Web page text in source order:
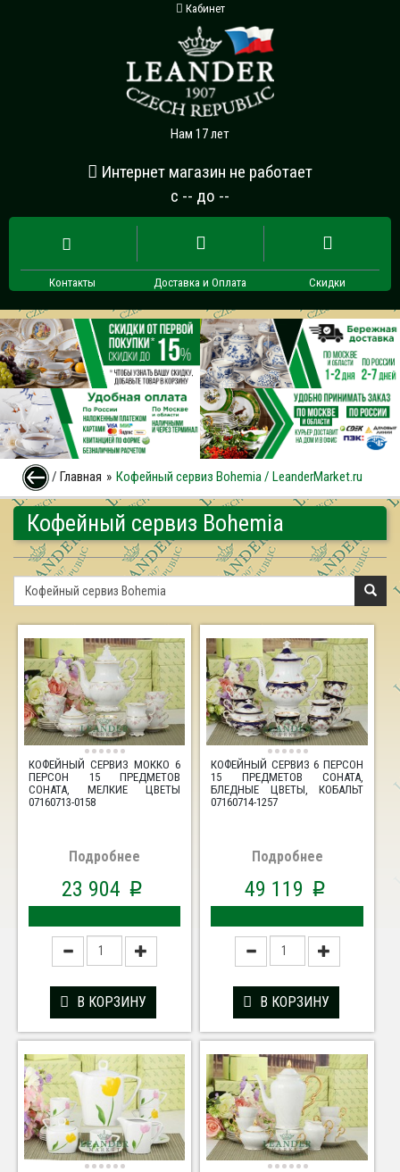
Кабинет
Нам 17 лет
Интернет магазин не работает
с -- до --
Контакты Доставка и Оплата Скидки
/ Главная Кофейный сервиз Bohemia / LeanderMarket.ru
Кофейный сервиз Bohemia
КОФЕЙНЫЙ СЕРВИЗ МОККО 6
ПЕРСОН 15 ПРЕДМЕТОВ
СОНАТА, МЕЛКИЕ ЦВЕТЫ
07160713-0158
Подробнее
23 904 p
В КОРЗИНУ
КОФЕЙНЫЙ СЕРВИЗ 6 ПЕРСОН
15 ПРЕДМЕТОВ СОНАТА,
БЛЕДНЫЕ ЦВЕТЫ, КОБАЛЬТ
07160714-1257
Подробнее
49 119 p
В КОРЗИНУ